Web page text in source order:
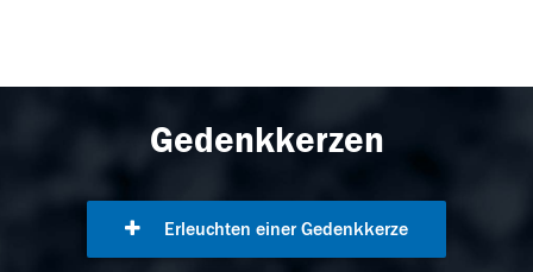
Gedenkkerzen
Erleuchten einer Gedenkkerze